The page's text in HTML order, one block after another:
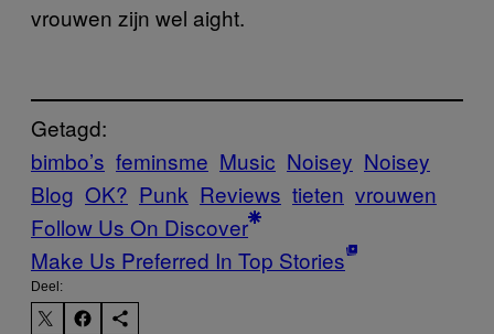
vrouwen zijn wel aight.
Getagd:
bimbo’s feminsme Music Noisey Noisey
Blog OK? Punk Reviews tieten vrouwen
Follow Us On Discover
Make Us Preferred In Top Stories
Deel: